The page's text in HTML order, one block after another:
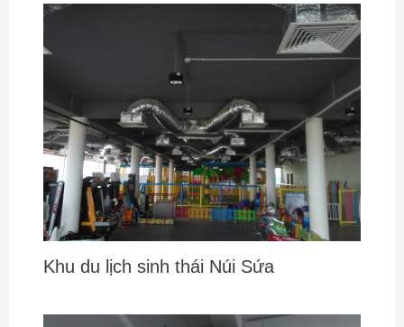
Khu du lịch sinh thái Núi Sứa